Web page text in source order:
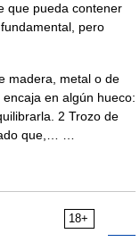
que pueda contener
pero
madera, metal o de
en algún hueco:
2 Trozo de
que,… …
18+